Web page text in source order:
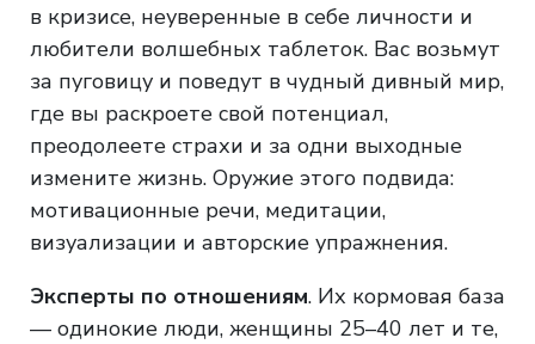
в кризисе, неуверенные в себе личности и
любители волшебных таблеток. Вас возьмут
за пуговицу и поведут в чудный дивный мир,
где вы раскроете свой потенциал,
преодолеете страхи и за одни выходные
измените жизнь. Оружие этого подвида:
мотивационные речи, медитации,
визуализации и авторские упражнения.
Эксперты по отношениям. Их кормовая база
— одинокие люди, женщины 25–40 лет и те,